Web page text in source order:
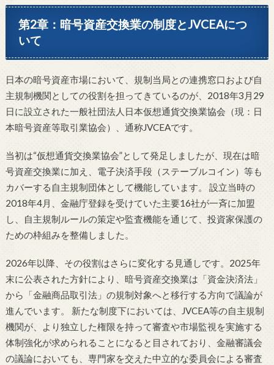
第2章：暗号資産交換業の制度とJVCEAにつ
いて
日本の暗号資産市場において、規制当局との連携窓口および自
主規制機関としての役割を担ってきているのが、2018年3月29
日に設立された一般社団法人日本仮想通貨交換業協会（現：日
本暗号資産等取引業協会）、通称JVCEAです。
当初は“仮想通貨交換業協会”として発足しましたが、現在は暗
号資産交換業に加え、電子決済手段（ステーブルコイン）等も
カバーする自主規制団体として機能しています。 設立当時の
2018年4月、金融庁登録を受けていた主要16社が一斉に加盟
し、自主規制ルールの策定や監査機能を通じて、投資家保護の
ための枠組みを整備しました。
2026年以降、その役割はさらに変化する見通しです。2025年
末に公表された方針により、暗号資産交換業は「資金決済法」
から「金融商品取引法」の規制対象へと移行する方向で議論が
進んでいます。 新たな制度下においては、JVCEA等の自主規制
機関が、より独立した権限を持って審査や市場監視を実施する
体制強化が求められることになると目されており、金融審議会
の議論においても、専門家を交えた中立的な委員会による審査